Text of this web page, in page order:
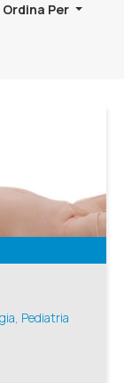
Ordina Per
Pediatria